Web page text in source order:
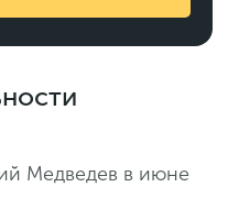
Медведев в июне